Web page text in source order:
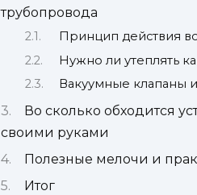
трубопровода
Принцип действия
Нужно ли утеплять
Вакуумные клапаны
Во сколько обходится
своими руками
Полезные мелочи и
Итог